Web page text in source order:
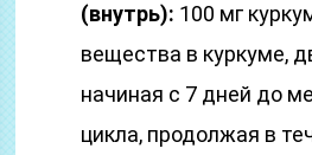
(внутрь): 100 мг
вещества в куркуме,
начиная с 7 дней до
цикла, продолжая в